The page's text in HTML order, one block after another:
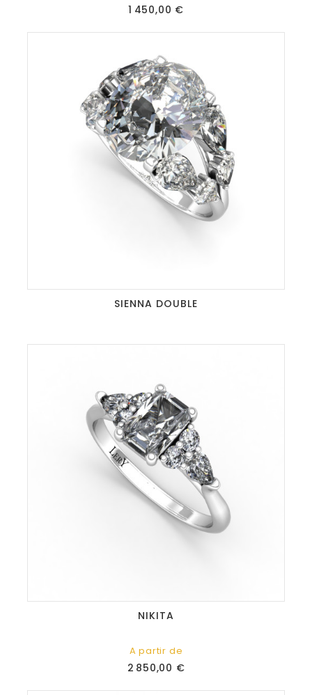
Prix
1 450,00 €
SIENNA DOUBLE
NIKITA
A partir de
Prix
2 850,00 €